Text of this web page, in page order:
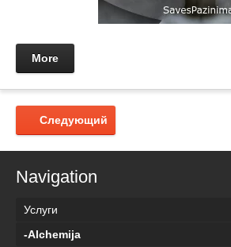
More
Следующий
Navigation
Услуги
-Alchemija